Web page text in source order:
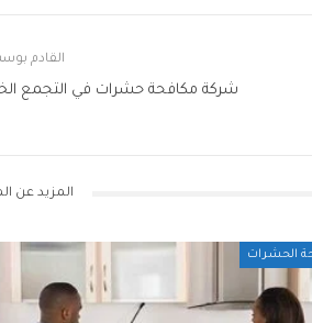
القادم
شركة مكافحة حشرات في التجمع
المزيد عن
الحشرات